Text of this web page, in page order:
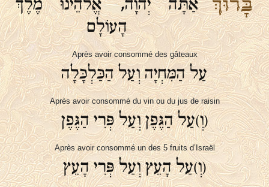
אַתָּה יְהֹוָה, אֱלֹהֵינוּ מֶלֶךְ
הָעוֹלָם
Après avoir consommé des gâteaux
עַל הַמִּחְיָה וְעַל הַכַּלְכָּלָה
Après avoir consommé du vin ou du jus de raisin
(וְ)עַל הַגֶּפֶן וְעַל פְּרִי הַגֶּפֶן
Après avoir consommé un des 5 fruits d’Israël
(וְ)עַל הָעֵץ וְעַל פְּרִי הָעֵץ